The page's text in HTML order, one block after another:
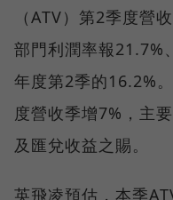
（ATV）第2季度營
部門利潤率報21.7%
年度第2季的16.2%
度營收季增7%，主
及匯兌收益之賜。
英飛凌預估，本季